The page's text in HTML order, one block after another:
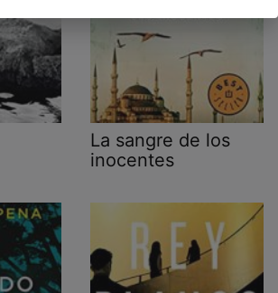
La sangre de los
inocentes